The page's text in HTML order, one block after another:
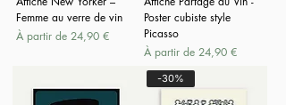
Femme au verre de vin
À partir de 24,90 €
Prix promotionnel
Poster cubiste style
Picasso
À partir de 24,90 €
Prix promotionnel
-30%